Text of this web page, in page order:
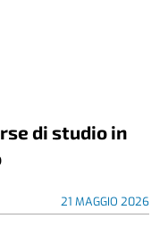
di studio in
21 MAGGIO 2026